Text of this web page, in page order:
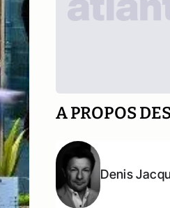
A PROPOS
Denis